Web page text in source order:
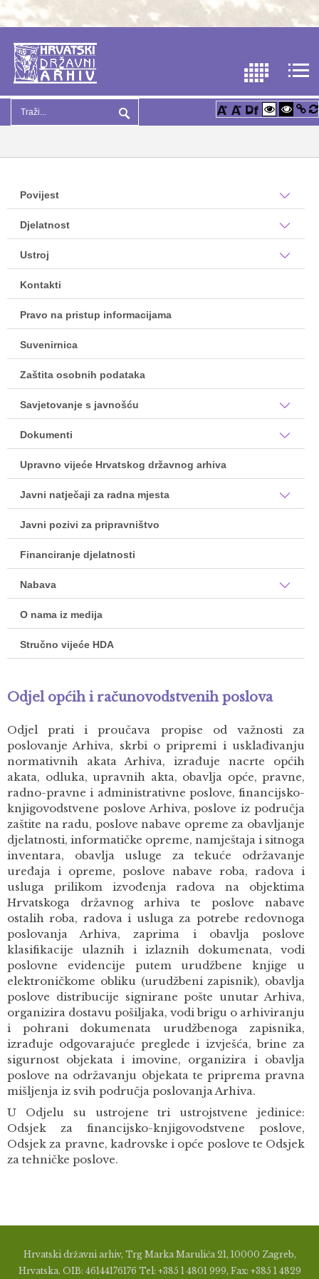
Povijest
Djelatnost
Ustroj
Kontakti
Pravo na pristup informacijama
Suvenirnica
Zaštita osobnih podataka
Savjetovanje s javnošću
Dokumenti
Upravno vijeće Hrvatskog državnog arhiva
Javni natječaji za radna mjesta
Javni pozivi za pripravništvo
Financiranje djelatnosti
Nabava
O nama iz medija
Stručno vijeće HDA
Odjel općih i računovodstvenih poslova
Odjel prati i proučava propise od važnosti za
poslovanje Arhiva, skrbi o pripremi i usklađivanju
normativnih akata Arhiva, izrađuje nacrte općih
akata, odluka, upravnih akta, obavlja opće, pravne,
radno-pravne i administrativne poslove, financijsko-
knjigovodstvene poslove Arhiva, poslove iz područja
zaštite na radu, poslove nabave opreme za obavljanje
djelatnosti, informatičke opreme, namještaja i sitnoga
inventara, obavlja usluge za tekuće održavanje
uređaja i opreme, poslove nabave roba, radova i
usluga prilikom izvođenja radova na objektima
Hrvatskoga državnog arhiva te poslove nabave
ostalih roba, radova i usluga za potrebe redovnoga
poslovanja Arhiva, zaprima i obavlja poslove
klasifikacije ulaznih i izlaznih dokumenata, vodi
poslovne evidencije putem urudžbene knjige u
elektroničkome obliku (urudžbeni zapisnik), obavlja
poslove distribucije signirane pošte unutar Arhiva,
organizira dostavu pošiljaka, vodi brigu o arhiviranju
i pohrani dokumenata urudžbenoga zapisnika,
izrađuje odgovarajuće preglede i izvješća, brine za
sigurnost objekata i imovine, organizira i obavlja
poslove na održavanju objekata te priprema pravna
mišljenja iz svih područja poslovanja Arhiva.
U Odjelu su ustrojene tri ustrojstvene jedinice:
Odsjek za financijsko-knjigovodstvene poslove,
Odsjek za pravne, kadrovske i opće poslove te Odsjek
za tehničke poslove.
Hrvatski državni arhiv, Trg Marka Marulića 21, 10000 Zagreb,
Hrvatska. OIB: 46144176176 Tel: +385 1 4801 999, Fax: +385 1 4829